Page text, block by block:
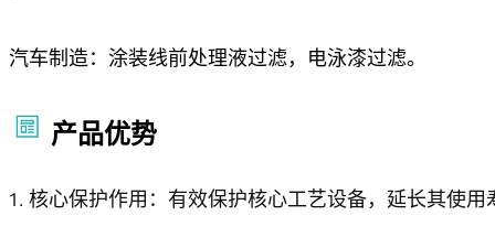
汽车制造：涂装线前处理液过滤，电泳漆过滤。
产品优势
核心保护作用：有效保护核心工艺设备，延长其使